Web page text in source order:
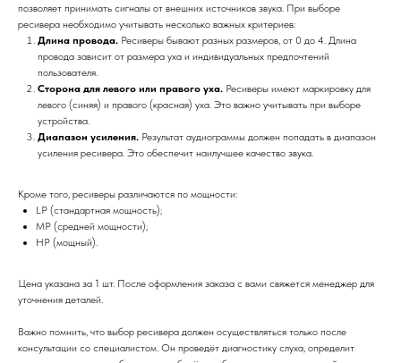
позволяет принимать сигналы от внешних источников звука. При выборе
ресивера необходимо учитывать несколько важных критериев:
Длина провода. Ресиверы бывают разных размеров, от 0 до 4. Длина
провода зависит от размера уха и индивидуальных предпочтений
пользователя.
Сторона для левого или правого уха. Ресиверы имеют маркировку для
левого (синяя) и правого (красная) уха. Это важно учитывать при выборе
устройства.
Диапазон усиления. Результат аудиограммы должен попадать в диапазон
усиления ресивера. Это обеспечит наилучшее качество звука.
Кроме того, ресиверы различаются по мощности:
LP (стандартная мощность);
MP (средней мощности);
HP (мощный).
Цена указана за 1 шт. После оформления заказа с вами свяжется менеджер для
уточнения деталей.
Важно помнить, что выбор ресивера должен осуществляться только после
консультации со специалистом. Он проведёт диагностику слуха, определит